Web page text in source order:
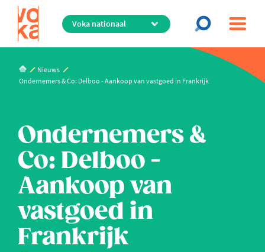
Overslaan
de
inhoud
gaan
Nieuws
Ondernemers & Co: Delboo - Aankoop van vastgoed in Frankrijk
Ondernemers &
Co: Delboo -
Aankoop van
vastgoed in
Frankrijk